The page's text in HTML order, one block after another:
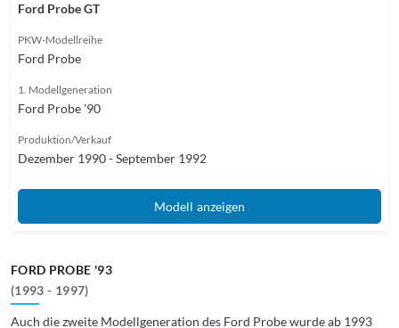
Ford Probe GT
PKW-Modellreihe
Ford Probe
1. Modellgeneration
Ford Probe '90
Produktion/Verkauf
Dezember 1990 - September 1992
Modell anzeigen
FORD PROBE '93
(1993 - 1997)
Auch die zweite Modellgeneration des Ford Probe wurde ab 1993